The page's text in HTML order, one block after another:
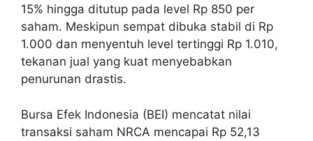
15% hingga ditutup pada level Rp 850 per
saham. Meskipun sempat dibuka stabil di Rp
1.000 dan menyentuh level tertinggi Rp 1.010,
tekanan jual yang kuat menyebabkan
penurunan drastis.
Bursa Efek Indonesia (BEI) mencatat nilai
transaksi saham NRCA mencapai Rp 52,13